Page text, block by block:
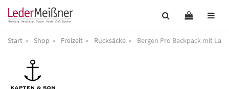
Start Shop Freizeit Rucksäcke Bergen Pro Backpack mit